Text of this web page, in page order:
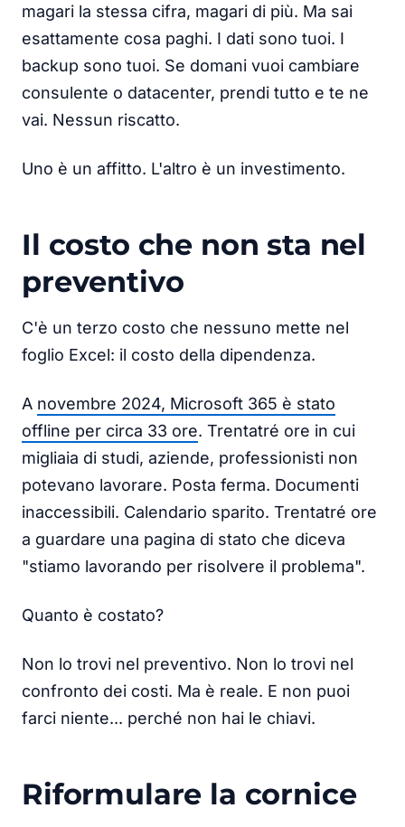
magari la stessa cifra, magari di più. Ma sai
esattamente cosa paghi. I dati sono tuoi. I
backup sono tuoi. Se domani vuoi cambiare
consulente o datacenter, prendi tutto e te ne
vai. Nessun riscatto.
Uno è un affitto. L'altro è un investimento.
Il costo che non sta nel
preventivo
C'è un terzo costo che nessuno mette nel
foglio Excel: il costo della dipendenza.
A novembre 2024, Microsoft 365 è stato
offline per circa 33 ore. Trentatré ore in cui
migliaia di studi, aziende, professionisti non
potevano lavorare. Posta ferma. Documenti
inaccessibili. Calendario sparito. Trentatré ore
a guardare una pagina di stato che diceva
"stiamo lavorando per risolvere il problema".
Quanto è costato?
Non lo trovi nel preventivo. Non lo trovi nel
confronto dei costi. Ma è reale. E non puoi
farci niente... perché non hai le chiavi.
Riformulare la cornice